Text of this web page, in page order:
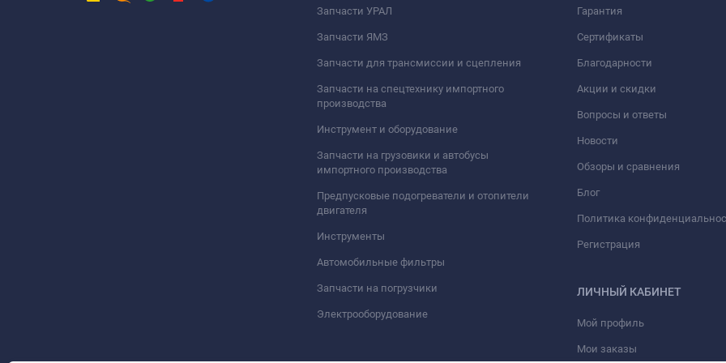
- электрическое сопротивление изоляции на длине 1 км - не менее 10
Запчасти УРАЛ
Запчасти ЯМЗ
Запчасти для трансмиссии и сцепления
Запчасти на спецтехнику импортного
производства
Инструмент и оборудование
Запчасти на грузовики и автобусы
импортного производства
Предпусковые подогреватели и отопители
двигателя
Инструменты
Автомобильные фильтры
Запчасти на погрузчики
Электрооборудование
Гарантия
Сертификаты
Благодарности
Акции и скидки
Вопросы и ответы
Новости
Обзоры и сравнения
Блог
Политика
Регистрация
ЛИЧНЫЙ КАБИНЕТ
Мой профиль
Мои заказы